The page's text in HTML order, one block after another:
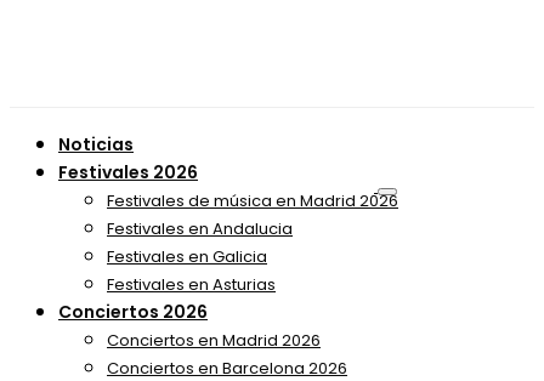
Noticias
Festivales 2026
Festivales de música en Madrid 2026
Festivales en Andalucia
Festivales en Galicia
Festivales en Asturias
Conciertos 2026
Conciertos en Madrid 2026
Conciertos en Barcelona 2026